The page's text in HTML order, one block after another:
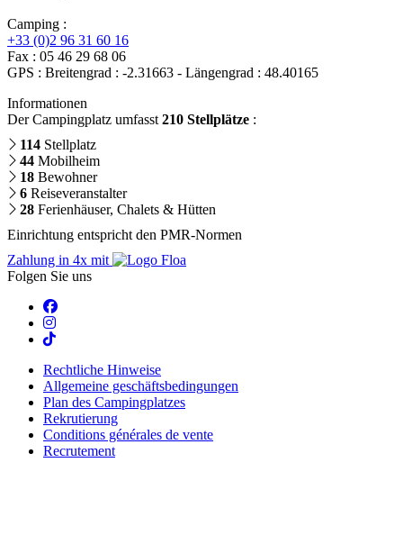
Camping :
+33 (0)2 96 31 60 16
Fax : 05 46 29 68 06
GPS : Breitengrad : -2.31663 - Längengrad : 48.40165
Informationen
Der Campingplatz umfasst 210 Stellplätze :
114 Stellplatz
44 Mobilheim
18 Bewohner
6 Reiseveranstalter
28 Ferienhäuser, Chalets & Hütten
Einrichtung entspricht den PMR-Normen
Zahlung in 4x mit
Folgen Sie uns
Rechtliche Hinweise
Allgemeine geschäftsbedingungen
Plan des Campingplatzes
Rekrutierung
Conditions générales de vente
Recrutement